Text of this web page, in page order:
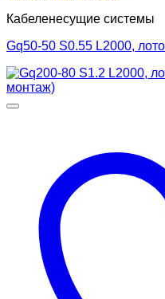
Кабеленесущие системы
Gq50-50 S0.55 L2000,